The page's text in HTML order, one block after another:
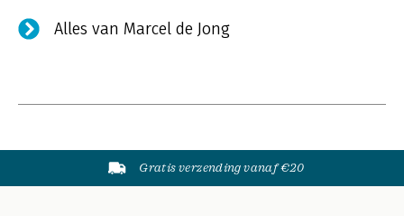
Alles van Marcel de Jong
Gratis verzending vanaf €20